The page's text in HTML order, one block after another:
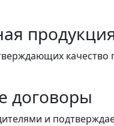
договоры
и